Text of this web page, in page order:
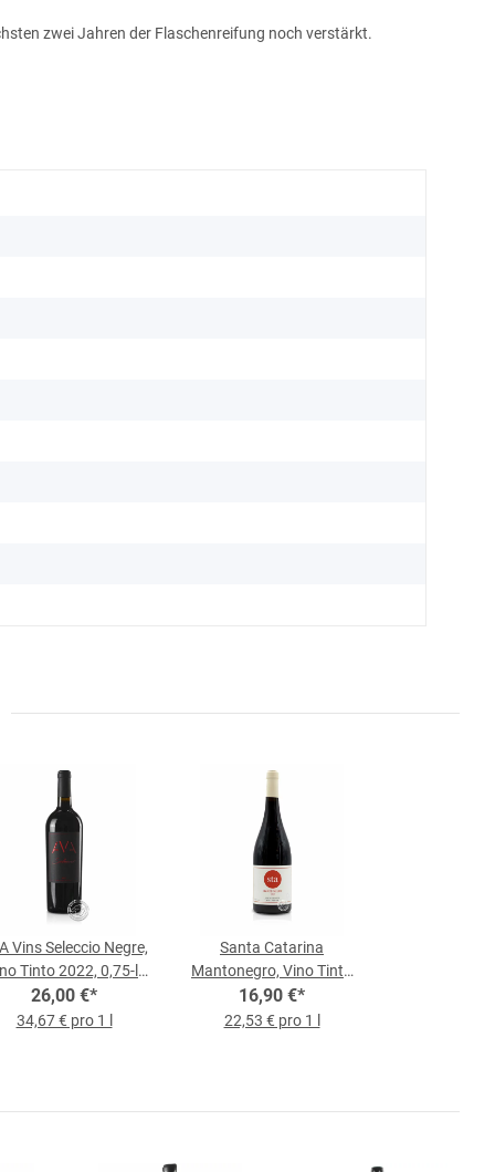
zwei Jahren der Flaschenreifung noch verstärkt.
Vins Seleccio Negre,
Tinto 2022, 0,75-l-
Flasche
26,00 €*
34,67 € pro 1 l
Santa Catarina
Mantonegro, Vino Tinto
2021, 0,75-l-Flasche
16,90 €*
22,53 € pro 1 l